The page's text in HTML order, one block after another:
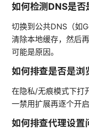
如何检测DNS是否
切换到公共DNS（如
清除本地缓存，然后
可能是原因。
如何排查是否是浏
在隐私/无痕模式下打
一禁用扩展再逐个开
如何排查代理设置